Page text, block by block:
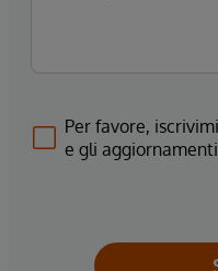
Per favore,
e gli